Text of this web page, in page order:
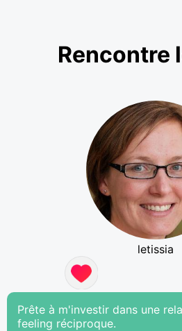
Rencontre
letissia
Prête à m'investir dans une
feeling réciproque.